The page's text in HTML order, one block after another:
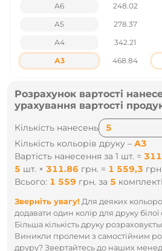
Вага - 0.4кг
Матеріал - Фліс
Бренд - No Brand
Щільність тканини - 220-260 г/м²
Ціни вказані без урахування ПДВ.
Наявність і ціни уточнюйте у
.: +38 095 931 76 31
А6
248.02
А5
278.37
А4
342.21
А3
468.84
Розрахунок вартості
урахування вартості
Кількість нанесень
Кількість кольорів друку – А3
Вартість нанесення за 1 шт. =
5 шт. × 311.86 грн. = 1 559,3 грн.
Всього: 1 559 грн. за 5
Зверніть увагу! Для деяких
додавати один колір для друку
Більша кількість друку
Виникли пролеми з самостійним
друру? Звертайтесь до наших